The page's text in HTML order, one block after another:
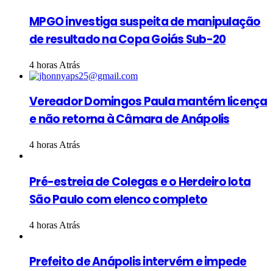
MPGO investiga suspeita de manipulação
de resultado na Copa Goiás Sub-20
4 horas Atrás
Vereador Domingos Paula mantém licença
e não retorna à Câmara de Anápolis
4 horas Atrás
Pré-estreia de Colegas e o Herdeiro lota
São Paulo com elenco completo
4 horas Atrás
Prefeito de Anápolis intervém e impede